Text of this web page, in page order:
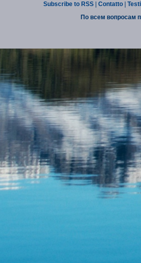
Subscribe to RSS
Contatto
По всем вопросам